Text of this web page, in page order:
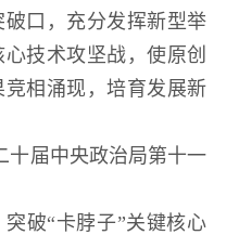
口，充分发挥新型举
技术攻坚战，使原创
相涌现，培育发展新
届中央政治局第十一
破“卡脖子”关键核心